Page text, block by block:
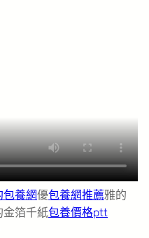
包養網優包養網推薦雅的
金箔千紙包養價格ptt